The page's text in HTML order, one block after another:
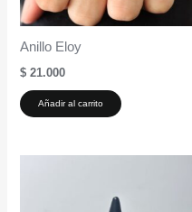
Anillo Eloy
$ 21.000
Añadir al carrito